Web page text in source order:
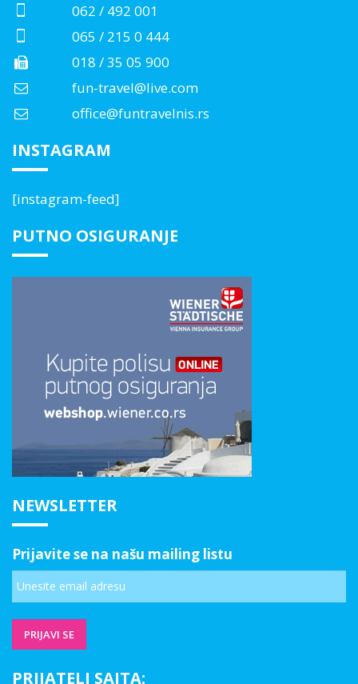
062 / 492 001
065 / 215 0 444
018 / 35 05 900
fun-travel@live.com
office@funtravelnis.rs
INSTAGRAM
[instagram-feed]
PUTNO OSIGURANJE
NEWSLETTER
Prijavite se na našu mailing listu
PRIJATELJ SAJTA: